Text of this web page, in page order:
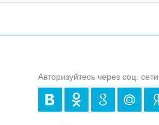
Авторизуйтесь через соц. сети